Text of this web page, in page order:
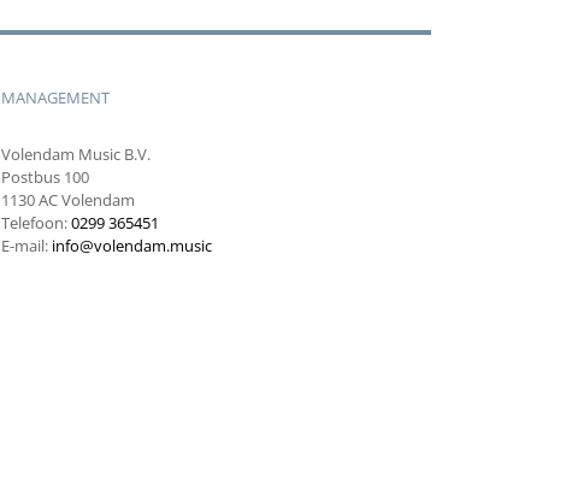
MANAGEMENT
Volendam Music B.V.
Postbus 100
1130 AC Volendam
Telefoon:0299 365451
E-mail: info@volendam.music